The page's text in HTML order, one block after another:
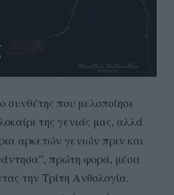
συνθέτης που μελοποίησε
της γενιάς μας, αλλά
αρκετών γενιών πριν και
πρώτη φορά, μέσα
την Τρίτη Ανθολογία.